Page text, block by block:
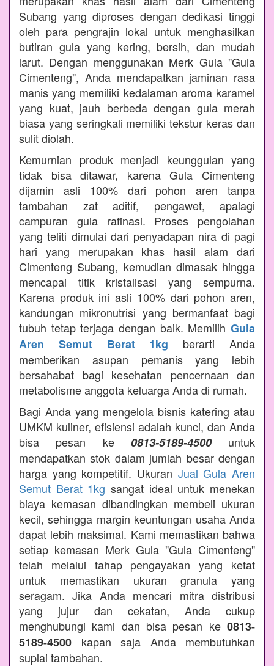
Subang yang diproses dengan dedikasi tinggi
oleh para pengrajin lokal untuk menghasilkan
butiran gula yang kering, bersih, dan mudah
larut. Dengan menggunakan Merk Gula "Gula
Cimenteng", Anda mendapatkan jaminan rasa
manis yang memiliki kedalaman aroma karamel
yang kuat, jauh berbeda dengan gula merah
biasa yang seringkali memiliki tekstur keras dan
sulit diolah.
Kemurnian produk menjadi keunggulan yang
tidak bisa ditawar, karena Gula Cimenteng
dijamin asli 100% dari pohon aren tanpa
tambahan zat aditif, pengawet, apalagi
campuran gula rafinasi. Proses pengolahan
yang teliti dimulai dari penyadapan nira di pagi
hari yang merupakan khas hasil alam dari
Cimenteng Subang, kemudian dimasak hingga
mencapai titik kristalisasi yang sempurna.
Karena produk ini asli 100% dari pohon aren,
kandungan mikronutrisi yang bermanfaat bagi
tubuh tetap terjaga dengan baik. Memilih Gula
Aren Semut Berat 1kg berarti Anda
memberikan asupan pemanis yang lebih
bersahabat bagi kesehatan pencernaan dan
metabolisme anggota keluarga Anda di rumah.
Bagi Anda yang mengelola bisnis katering atau
UMKM kuliner, efisiensi adalah kunci, dan Anda
bisa pesan ke 0813-5189-4500untuk
mendapatkan stok dalam jumlah besar dengan
harga yang kompetitif. Ukuran Jual Gula Aren
Semut Berat 1kg sangat ideal untuk menekan
biaya kemasan dibandingkan membeli ukuran
kecil, sehingga margin keuntungan usaha Anda
dapat lebih maksimal. Kami memastikan bahwa
setiap kemasan Merk Gula "Gula Cimenteng"
telah melalui tahap pengayakan yang ketat
untuk memastikan ukuran granula yang
seragam. Jika Anda mencari mitra distribusi
yang jujur dan cekatan, Anda cukup
menghubungi kami dan bisa pesan ke 0813-
5189-4500 kapan saja Anda membutuhkan
suplai tambahan.